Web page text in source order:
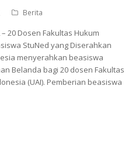
Berita
– 20 Dosen Fakultas Hukum
StuNed yang Diserahkan
menyerahkan beasiswa
Belanda bagi 20 dosen Fakultas
(UAI). Pemberian beasiswa